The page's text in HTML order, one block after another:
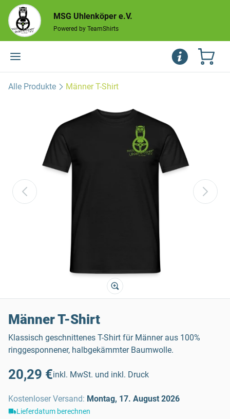
MSG Uhlenköper e.V.
Powered by TeamShirts
Alle Produkte Männer T-Shirt
Männer T-Shirt
Klassisch geschnittenes T-Shirt für Männer aus 100%
ringgesponnener, halbgekämmter Baumwolle.
20,29 €inkl. MwSt. und inkl. Druck
Kostenloser Versand: Montag, 17. August 2026
Lieferdatum berechnen